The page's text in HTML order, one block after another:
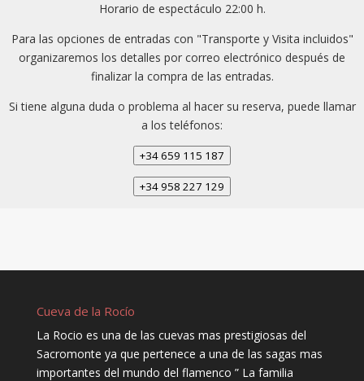
Horario de espectáculo 22:00 h.
Para las opciones de entradas con "Transporte y Visita incluidos"
organizaremos los detalles por correo electrónico después de
finalizar la compra de las entradas.
Si tiene alguna duda o problema al hacer su reserva, puede llamar
a los teléfonos:
+34 659 115 187
+34 958 227 129
Cueva de la Rocío
La Rocio es una de las cuevas mas prestigiosas del
Sacromonte ya que pertenece a una de las sagas mas
importantes del mundo del flamenco ” La familia